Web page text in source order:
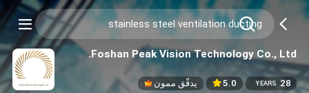
Foshan Peak Vision Technology Co., Ltd.
28
YEARS
5.0 يدقّق ممون